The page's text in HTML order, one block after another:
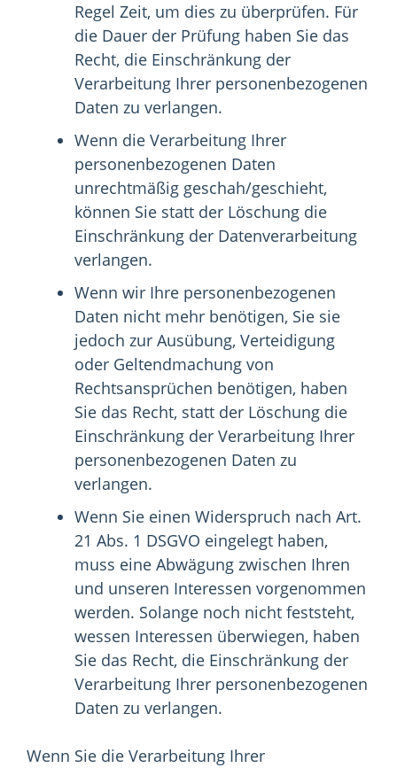
Regel Zeit, um dies zu überprüfen. Für
die Dauer der Prüfung haben Sie das
Recht, die Einschränkung der
Verarbeitung Ihrer personenbezogenen
Daten zu verlangen.
Wenn die Verarbeitung Ihrer
personenbezogenen Daten
unrechtmäßig geschah/geschieht,
können Sie statt der Löschung die
Einschränkung der Datenverarbeitung
verlangen.
Wenn wir Ihre personenbezogenen
Daten nicht mehr benötigen, Sie sie
jedoch zur Ausübung, Verteidigung
oder Geltendmachung von
Rechtsansprüchen benötigen, haben
Sie das Recht, statt der Löschung die
Einschränkung der Verarbeitung Ihrer
personenbezogenen Daten zu
verlangen.
Wenn Sie einen Widerspruch nach Art.
21 Abs. 1 DSGVO eingelegt haben,
muss eine Abwägung zwischen Ihren
und unseren Interessen vorgenommen
werden. Solange noch nicht feststeht,
wessen Interessen überwiegen, haben
Sie das Recht, die Einschränkung der
Verarbeitung Ihrer personenbezogenen
Daten zu verlangen.
Wenn Sie die Verarbeitung Ihrer